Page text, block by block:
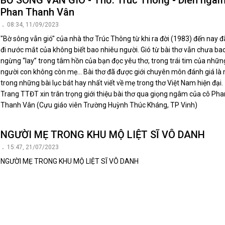
Phan Thanh Vân
08:34, 11/09/2023
"Bờ sông vẫn gió" của nhà thơ Trúc Thông từ khi ra đời (1983) đến nay
đi nước mắt của không biết bao nhiêu người. Gió từ bài thơ vẫn chưa
ngừng “lay” trong tâm hồn của bạn đọc yêu thơ, trong trái tim của
người con không còn mẹ… Bài thơ đã được giới chuyên môn đánh giá là
trong những bài lục bát hay nhất viết về mẹ trong thơ Việt Nam hiện đại.
Trang TTĐT xin trân trọng giới thiệu bài thơ qua giọng ngâm của cô
Thanh Vân (Cựu giáo viên Trường Huỳnh Thúc Kháng, TP Vinh)
NGƯỜI MẸ TRONG KHU MỘ LIỆT SĨ VÔ DANH
15:47, 21/07/2023
NGƯỜI MẸ TRONG KHU MỘ LIỆT SĨ VÔ DANH